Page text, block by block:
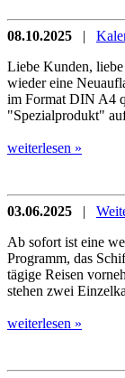
08.10.2025 |
Liebe Kunden, liebe
wieder eine
im Format DIN A4
"Spezialprodukt"
weiterlesen »
03.06.2025 |
Ab sofort ist eine
Programm, das
tägige Reisen
stehen zwei
weiterlesen »